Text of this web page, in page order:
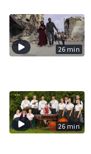
26 min
26 min